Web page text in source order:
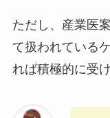
ただし、産業医
て扱われている
れば積極的に受